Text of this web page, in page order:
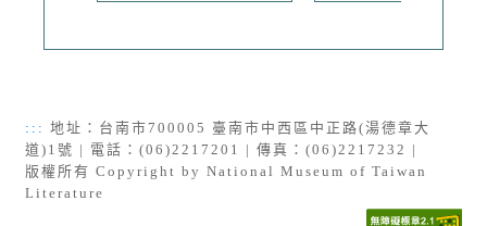
::: 地址：台南市700005 臺南市中西區中正路(湯德章大
道)1號 | 電話：(06)2217201 | 傳真：(06)2217232 |
版權所有 Copyright by National Museum of Taiwan
Literature